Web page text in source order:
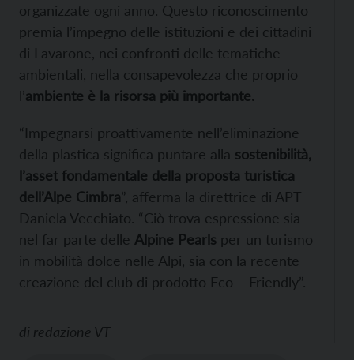
organizzate ogni anno. Questo riconoscimento
premia l’impegno delle istituzioni e dei cittadini
di Lavarone, nei confronti delle tematiche
ambientali, nella consapevolezza che proprio
l’ambiente è la risorsa più importante.
“Impegnarsi proattivamente nell’eliminazione
della plastica significa puntare alla sostenibilità,
l’asset fondamentale della proposta turistica
dell’Alpe Cimbra”, afferma la direttrice di APT
Daniela Vecchiato. “Ciò trova espressione sia
nel far parte delle Alpine Pearls per un turismo
in mobilità dolce nelle Alpi, sia con la recente
creazione del club di prodotto Eco – Friendly”.
di redazione VT